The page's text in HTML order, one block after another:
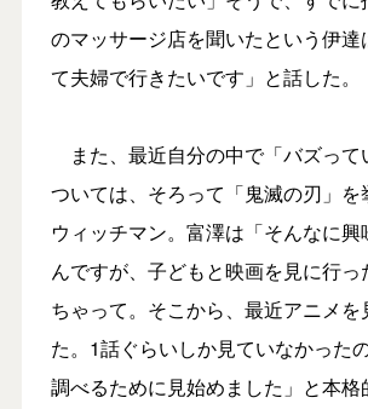
のマッサージ店を聞いたという伊達
て夫婦で行きたいです」と話した。
また、最近自分の中で「バズって
ついては、そろって「鬼滅の刃」を
ウィッチマン。富澤は「そんなに興
んですが、子どもと映画を見に行っ
ちゃって。そこから、最近アニメを
た。1話ぐらいしか見ていなかった
調べるために見始めました」と本格